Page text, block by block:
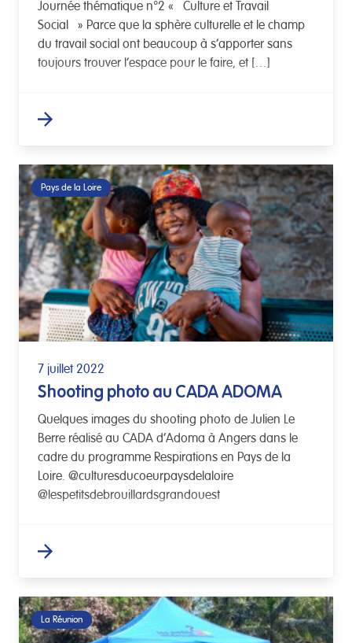
Journée thématique n°2 « Culture et Travail
Social » Parce que la sphère culturelle et le champ
du travail social ont beaucoup à s’apporter sans
toujours trouver l’espace pour le faire, et […]
Pays de la Loire
7 juillet 2022
Shooting photo au CADA ADOMA
Quelques images du shooting photo de Julien Le
Berre réalisé au CADA d’Adoma à Angers dans le
cadre du programme Respirations en Pays de la
Loire. @culturesducoeurpaysdelaloire
@lespetitsdebrouillardsgrandouest
La Réunion